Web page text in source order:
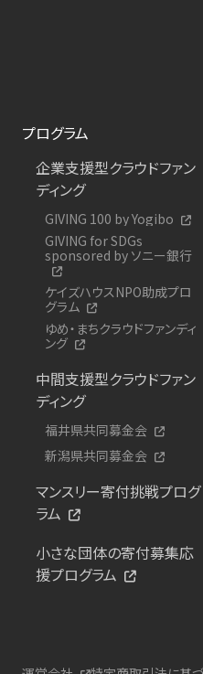
プログラム
企業支援型クラウドファン
ディング
GIVING 100 by Yogibo
GIVING for SDGs
sponsored by ソニー銀行
ケイズハウスNPO助成プロ
グラム
ゆめ・まちクラウドファンディ
ング
中間支援型クラウドファン
ディング
福井県共同募金会
新潟県共同募金会
マンスリー寄付挑戦プログ
ラム
小さな団体の寄付募集応
援プログラム